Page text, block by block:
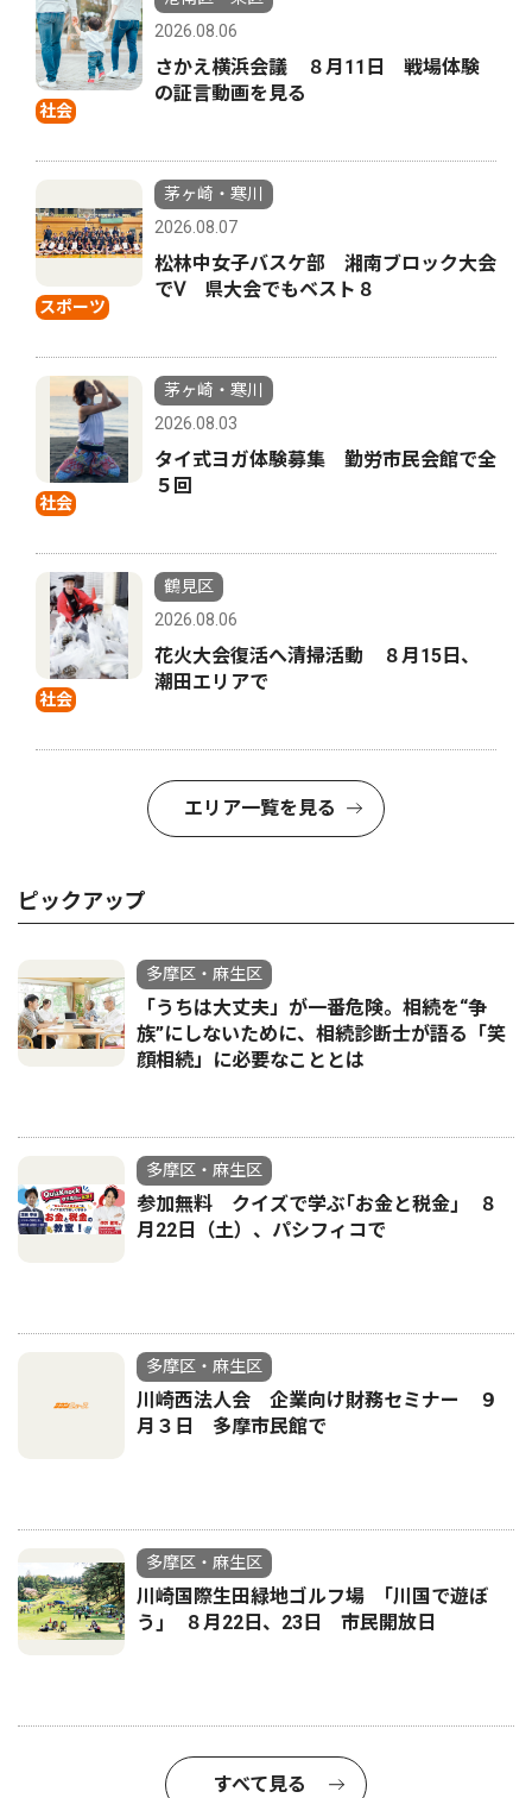
社会
2026.08.06
さかえ横浜会議 ８月11日 戦場体験
の証言動画を見る
スポーツ
茅ヶ崎・寒川
2026.08.07
松林中女子バスケ部 湘南ブロック大会
でⅤ 県大会でもベスト８
社会
茅ヶ崎・寒川
2026.08.03
タイ式ヨガ体験募集 勤労市民会館で全
５回
社会
鶴見区
2026.08.06
花火大会復活へ清掃活動 ８月15日、
潮田エリアで
エリア一覧を見る
ピックアップ
多摩区・麻生区
「うちは大丈夫」が一番危険。相続を“争
族”にしないために、相続診断士が語る「笑
顔相続」に必要なこととは
多摩区・麻生区
参加無料 クイズで学ぶ｢お金と税金｣ ８
月22日（土）、パシフィコで
多摩区・麻生区
川崎西法人会 企業向け財務セミナー ９
月３日 多摩市民館で
多摩区・麻生区
川崎国際生田緑地ゴルフ場 ｢川国で遊ぼ
う｣ ８月22日、23日 市民開放日
すべて見る